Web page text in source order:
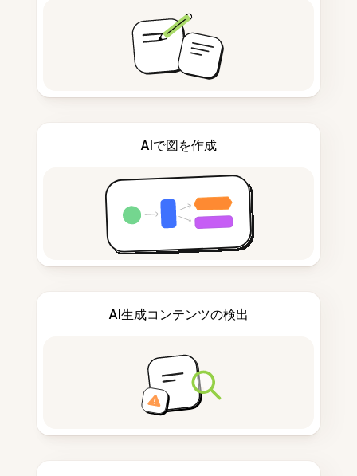
AIで図を作成
AI生成コンテンツの検出